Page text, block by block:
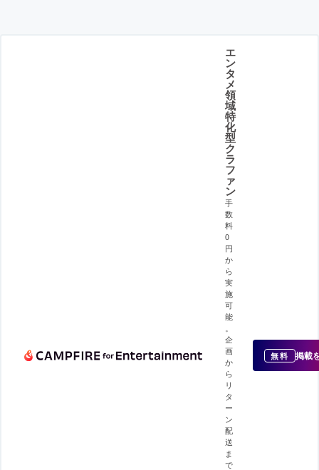
エ
ン
タ
メ
領
域
特
化
型
ク
ラ
フ
ァ
ン
手
数
料
0
円
か
ら
実
施
可
能
企
画
か
ら
リ
タ
ー
ン
配
送
ま
で
無料 掲載